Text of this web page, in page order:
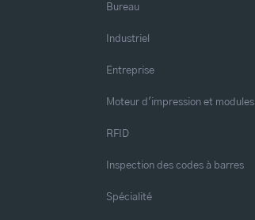
Bureau
Industriel
Entreprise
Moteur d'impression et modules
RFID
Inspection des codes à barres
Spécialité